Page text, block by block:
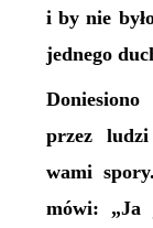
i by nie
jednego
przez
wami
mówi: „Ja